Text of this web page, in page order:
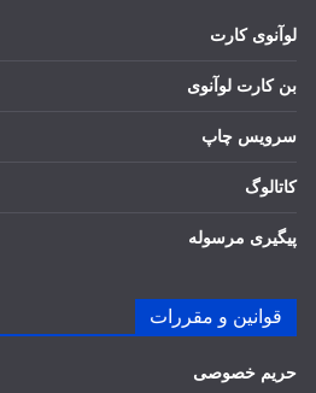
لوآنوی کارت
بن کارت لوآنوی
سرویس چاپ
کاتالوگ
پیگیری مرسوله
قوانین و مقررات
حریم خصوصی